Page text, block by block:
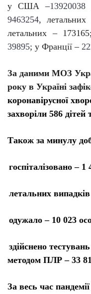
у США –13920038,
9463254, летальних
летальних – 173165
39895; у Франції – 2
За даними МОЗ
року в Україні
коронавірусної
захворіли 586
Також за минулу
госпіталізовано – 1
летальних
одужало – 10 023
здійснено
методом ПЛР – 33
За весь час